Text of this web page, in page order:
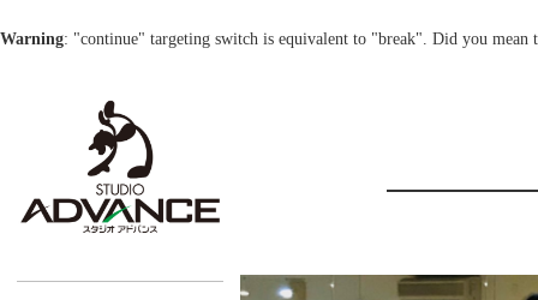
Warning: "continue" targeting switch is equivalent to "break". Did you mean